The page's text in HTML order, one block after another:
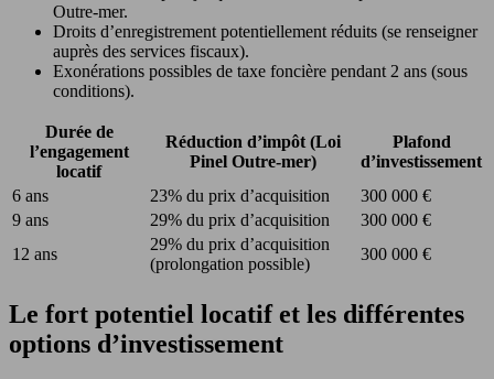
Outre-mer.
Droits d’enregistrement potentiellement réduits (se renseigner
auprès des services fiscaux).
Exonérations possibles de taxe foncière pendant 2 ans (sous
conditions).
Durée de
l’engagement
locatif
Réduction d’impôt (Loi
Pinel Outre-mer)
Plafond
d’investissement
6 ans
23% du prix d’acquisition
300 000 €
9 ans
29% du prix d’acquisition
300 000 €
12 ans
29% du prix d’acquisition
(prolongation possible)
300 000 €
Le fort potentiel locatif et les différentes
options d’investissement